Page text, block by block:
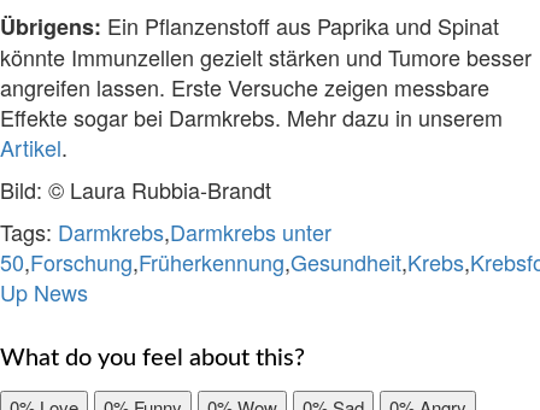
Übrigens: Ein Pflanzenstoff aus Paprika und Spinat
könnte Immunzellen gezielt stärken und Tumore besser
angreifen lassen. Erste Versuche zeigen messbare
Effekte sogar bei Darmkrebs. Mehr dazu in unserem
Artikel.
Bild: © Laura Rubbia-Brandt
Tags: Darmkrebs,Darmkrebs unter
50,Forschung,Früherkennung,Gesundheit,Krebs,
Up News
What do you feel about this?